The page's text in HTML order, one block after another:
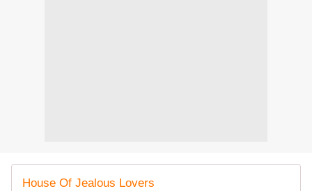
House Of Jealous Lovers